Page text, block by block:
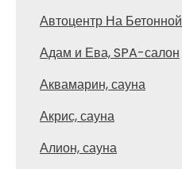
Автоцентр На Бетонной
Адам и Ева, SPA-салон
Аквамарин, сауна
Акрис, сауна
Алион, сауна